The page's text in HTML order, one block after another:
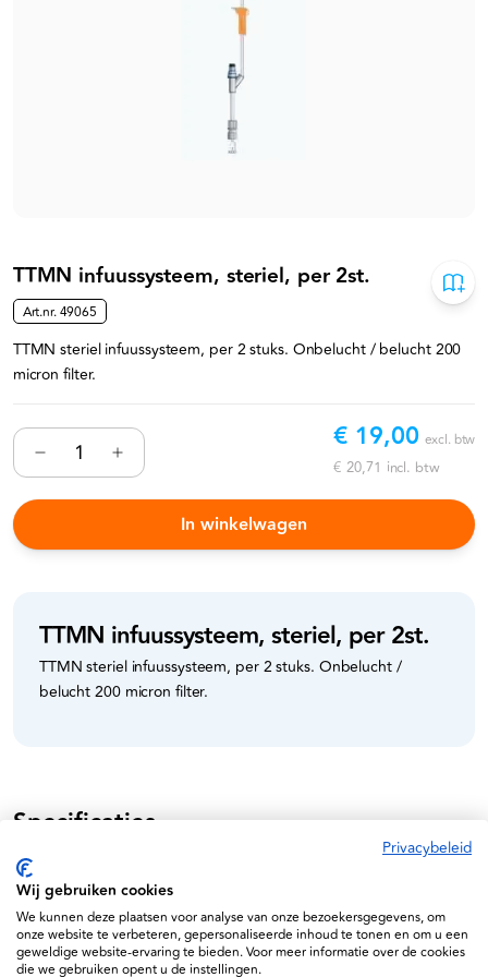
TTMN infuussysteem, steriel, per 2st.
Art.nr.49065
TTMN steriel infuussysteem, per 2 stuks. Onbelucht / belucht 200
micron filter.
€ 19,00 excl. btw
€ 20,71 incl. btw
In winkelwagen
TTMN infuussysteem, steriel, per 2st.
TTMN steriel infuussysteem, per 2 stuks. Onbelucht /
belucht 200 micron filter.
Specificaties
Privacybeleid
Wij gebruiken cookies
We kunnen deze plaatsen voor analyse van onze bezoekersgegevens, om
onze website te verbeteren, gepersonaliseerde inhoud te tonen en om u een
geweldige website-ervaring te bieden. Voor meer informatie over de cookies
die we gebruiken opent u de instellingen.